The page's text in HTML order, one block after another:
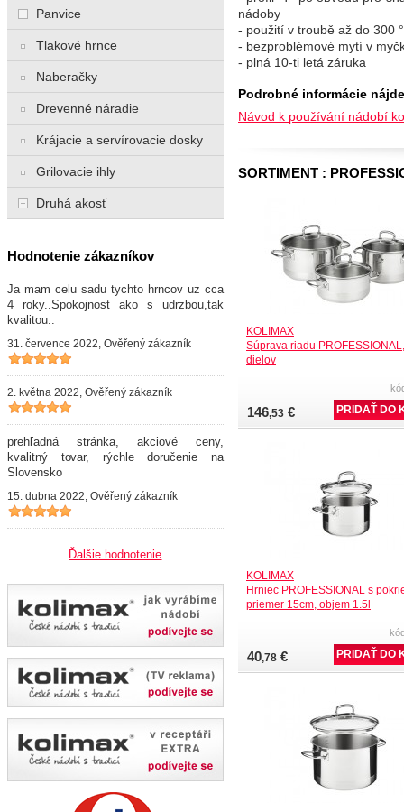
nádoby
- použití v troubě až do 300
- bezproblémové mytí v
- plná 10-ti letá záruka
Podrobné informácie
Návod k používání nádobí
SORTIMENT :
KOLIMAX
Súprava riadu
dielov
146,53 €
KOLIMAX
Hrniec PROFESSIONAL s
priemer 15cm, objem 1.5l
40,78 €
Panvice
Tlakové hrnce
Naberačky
Drevenné náradie
Krájacie a servírovacie dosky
Grilovacie ihly
Druhá akosť
Hodnotenie zákazníkov
Ja mam celu sadu tychto hrncov uz cca
4 roky..Spokojnost ako s udrzbou,tak
kvalitou..
31. července 2022, Ověřený zákazník
2. května 2022, Ověřený zákazník
prehľadná stránka, akciové ceny,
kvalitný tovar, rýchle doručenie na
Slovensko
15. dubna 2022, Ověřený zákazník
Ďalšie hodnotenie